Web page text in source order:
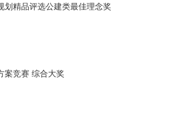
划精品评选公建类最佳理念奖
案竞赛 综合大奖